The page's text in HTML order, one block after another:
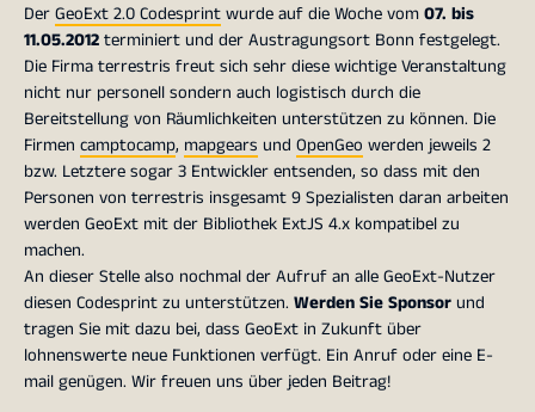
DerGeoExt 2.0 Codesprintwurde auf die Woche vom07. bis
11.05.2012terminiert und der Austragungsort Bonn festgelegt.
Die Firma terrestris freut sich sehr diese wichtige Veranstaltung
nicht nur personell sondern auch logistisch durch die
Bereitstellung von Räumlichkeiten unterstützen zu können. Die
Firmen camptocamp, mapgears und OpenGeo werden jeweils 2
bzw. Letztere sogar 3 Entwickler entsenden, so dass mit den
Personen von terrestris insgesamt 9 Spezialisten daran arbeiten
werden GeoExt mit der Bibliothek ExtJS 4.x kompatibel zu
machen.
An dieser Stelle also nochmal der Aufruf an alle GeoExt-Nutzer
diesen Codesprint zu unterstützen. Werden Sie Sponsorund
tragen Sie mit dazu bei, dass GeoExt in Zukunft über
lohnenswerte neue Funktionen verfügt. Ein Anruf oder eine E-
mail genügen. Wir freuen uns über jeden Beitrag!